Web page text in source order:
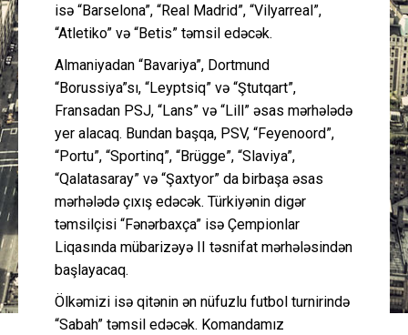
isə “Barselona”, “Real Madrid”, “Vilyarreal”,
“Atletiko” və “Betis” təmsil edəcək.
Almaniyadan “Bavariya”, Dortmund
“Borussiya”sı, “Leyptsiq” və “Ştutqart”,
Fransadan PSJ, “Lans” və “Lill” əsas mərhələdə
yer alacaq. Bundan başqa, PSV, “Feyenoord”,
“Portu”, “Sportinq”, “Brügge”, “Slaviya”,
“Qalatasaray” və “Şaxtyor” da birbaşa əsas
mərhələdə çıxış edəcək. Türkiyənin digər
təmsilçisi “Fənərbaxça” isə Çempionlar
Liqasında mübarizəyə II təsnifat mərhələsindən
başlayacaq.
Ölkəmizi isə qitənin ən nüfuzlu futbol turnirində
“Sabah” təmsil edəcək. Komandamız